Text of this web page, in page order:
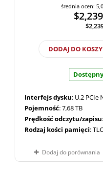
średnia ocen:
DODAJ DO
Interfejs dysku: U.2 PCIe
Pojemność: 7,68 TB
Prędkość odczytu/zapisu
Rodzaj kości pamięci: TLC
Dodaj do porównania